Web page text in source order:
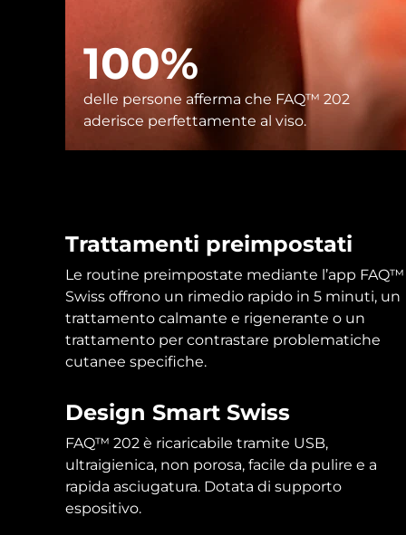
100%
delle persone afferma che FAQ™ 202
aderisce perfettamente al viso.
Trattamenti preimpostati
Le routine preimpostate mediante l’app FAQ™
Swiss offrono un rimedio rapido in 5 minuti, un
trattamento calmante e rigenerante o un
trattamento per contrastare problematiche
cutanee specifiche.
Design Smart Swiss
FAQ™ 202 è ricaricabile tramite USB,
ultraigienica, non porosa, facile da pulire e a
rapida asciugatura. Dotata di supporto
espositivo.
Advanced pore care essentials
issa™ Teeth Whitening Gel
Cosmetici
CHI SIAMO